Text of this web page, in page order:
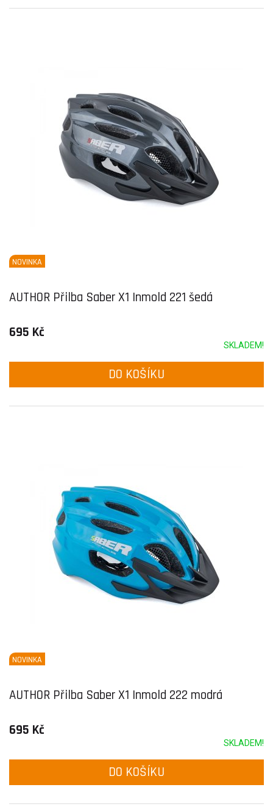
NOVINKA
AUTHOR Přilba Saber X1 Inmold 221 šedá
695 Kč
SKLADEM!
DO KOŠÍKU
NOVINKA
AUTHOR Přilba Saber X1 Inmold 222 modrá
695 Kč
SKLADEM!
DO KOŠÍKU